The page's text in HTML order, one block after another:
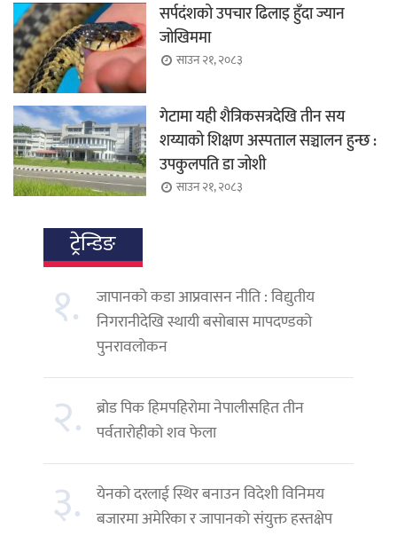
सर्पदंशको उपचार ढिलाइ हुँदा ज्यान
जोखिममा
साउन २१, २०८३
गेटामा यही शैत्रिकसत्रदेखि तीन सय
शय्याको शिक्षण अस्पताल सञ्चालन हुन्छ :
उपकुलपति डा जोशी
साउन २१, २०८३
ट्रेन्डिङ
१.
जापानको कडा आप्रवासन नीति : विद्युतीय
निगरानीदेखि स्थायी बसोबास मापदण्डको
पुनरावलोकन
२. ब्रोड पिक हिमपहिरोमा नेपालीसहित तीन
पर्वतारोहीको शव फेला
३.
येनको दरलाई स्थिर बनाउन विदेशी विनिमय
बजारमा अमेरिका र जापानको संयुक्त हस्तक्षेप